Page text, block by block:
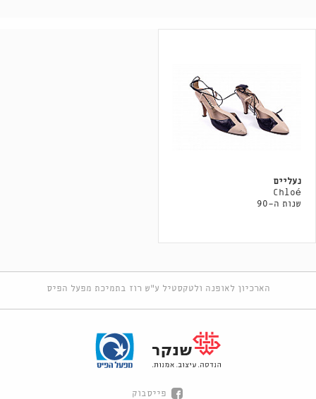
נעליים
Chloé
שנות ה-90
הארכיון לאופנה ולטקסטיל ע"ש רוז בתמיכת מפעל הפיס
פייסבוק